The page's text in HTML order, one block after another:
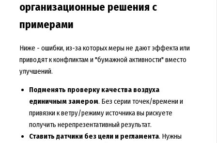
организационные решения с
примерами
Ниже - ошибки, из-за которых меры не дают эффекта или
приводят к конфликтам и "бумажной активности" вместо
улучшений.
Подменять проверку качества воздуха
единичным замером. Без серии точек/времени и
привязки к ветру/режиму источника вы рискуете
получить нерепрезентативный результат.
Ставить датчики без цели и регламента. Нужны